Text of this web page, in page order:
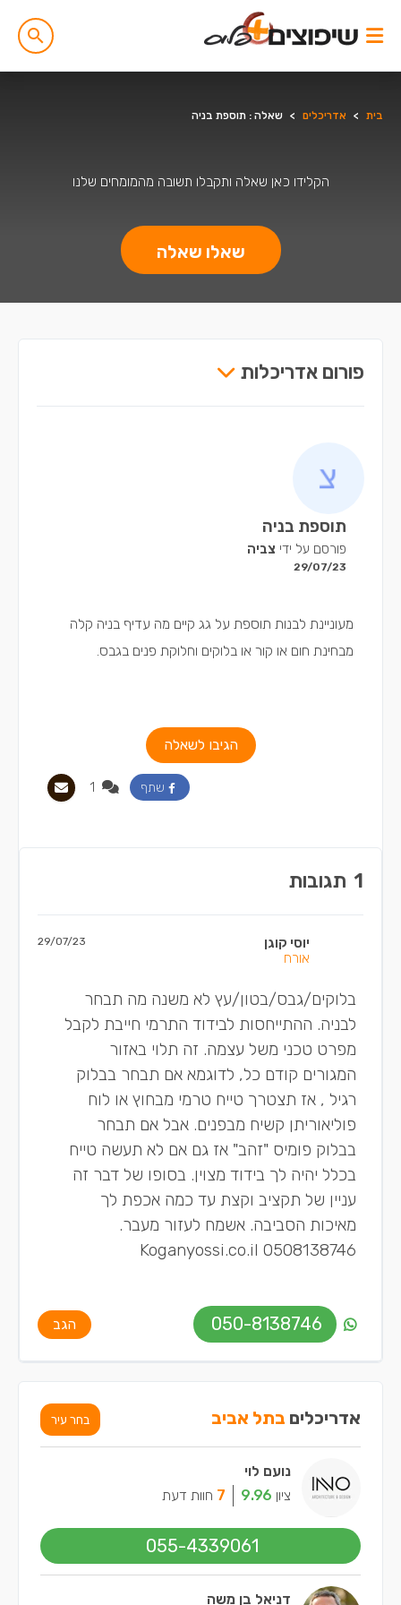
בית > אדריכלים > שאלה : תוספת בניה
הקלידו כאן שאלה ותקבלו תשובה מהמומחים שלנו
שאלו שאלה
פורום אדריכלות
תוספת בניה
פורסם על ידי צביה
29/07/23
מעוניינת לבנות תוספת על גג קיים מה עדיף בניה קלה
מבחינת חום או קור או בלוקים וחלוקת פנים בגבס.
הגיבו לשאלה
שתף
1 תגובות
יוסי קוגן
אורח
29/07/23
בלוקים/גבס/בטון/עץ לא משנה מה תבחר
לבניה. ההתייחסות לבידוד התרמי חייבת לקבל
מפרט טכני משל עצמה. זה תלוי באזור
המגורים קודם כל, לדוגמא אם תבחר בבלוק
רגיל , אז תצטרך טייח טרמי מבחוץ או לוח
פוליאוריתן קשיח מבפנים. אבל אם תבחר
בבלוק פומיס "זהב" אז גם אם לא תעשה טייח
בכלל יהיה לך בידוד מצוין. בסופו של דבר זה
עניין של תקציב וקצת עד כמה אכפת לך
מאיכות הסביבה. אשמח לעזור מעבר.
Koganyossi.co.il 0508138746
050-8138746 הגב
אדריכלים בתל אביב בחר עיר
נועם לוי
ציון 9.96
7 חוות דעת
055-4339061
דניאל בן משה